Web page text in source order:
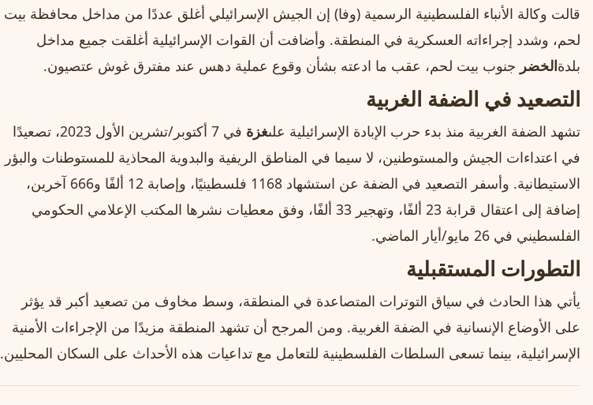
قالت وكالة الأنباء الفلسطينية الرسمية (وفا) إن الجيش الإسرائيلي أغلق عددًا من مداخل محافظة بيت
لحم، وشدد إجراءاته العسكرية في المنطقة. وأضافت أن القوات الإسرائيلية أغلقت جميع مداخل
بلدةالخضر جنوب بيت لحم، عقب ما ادعته بشأن وقوع عملية دهس عند مفترق غوش عتصيون.
التصعيد في الضفة الغربية
تشهد الضفة الغربية منذ بدء حرب الإبادة الإسرائيلية علىغزة
في 7 أكتوبر/تشرين الأول 2023، تصعيدًا
في اعتداءات الجيش والمستوطنين، لا سيما في المناطق الريفية والبدوية المحاذية للمستوطنات والبؤر
الاستيطانية. وأسفر التصعيد في الضفة عن استشهاد 1168 فلسطينيًا، وإصابة 12 ألفًا و666 آخرين،
إضافة إلى اعتقال قرابة 23 ألفًا، وتهجير 33 ألفًا، وفق معطيات نشرها المكتب الإعلامي الحكومي
الفلسطيني في 26 مايو/أيار الماضي.
التطورات المستقبلية
يأتي هذا الحادث في سياق التوترات المتصاعدة في المنطقة، وسط مخاوف من تصعيد أكبر قد يؤثر
على الأوضاع الإنسانية في الضفة الغربية. ومن المرجح أن تشهد المنطقة مزيدًا من الإجراءات الأمنية
الإسرائيلية، بينما تسعى السلطات الفلسطينية للتعامل مع تداعيات هذه الأحداث على السكان المحليين.